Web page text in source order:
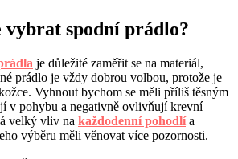
vybrat spodní prádlo?
je důležité zaměřit se na materiál,
prádlo je vždy dobrou volbou, protože je
Vyhnout bychom se měli příliš těsným
v pohybu a negativně ovlivňují krevní
velký vliv na každodenní pohodlía
výběru měli věnovat více pozornosti.